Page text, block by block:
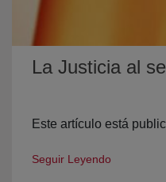
La Justicia al
Este artículo está
Seguir Leyendo